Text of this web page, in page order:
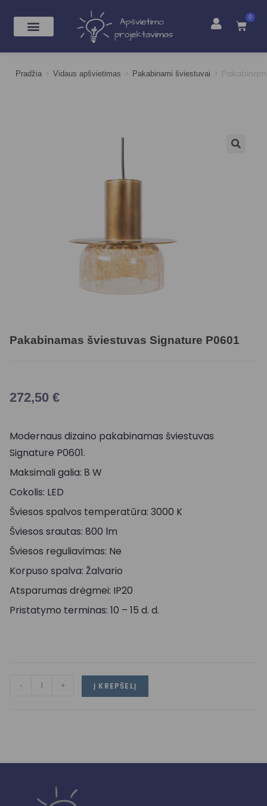
0
Pradžia > Vidaus apšvietimas > Pakabinami šviestuvai >
Pakabinamas šviestuvas Signature P0601
272,50 €
Modernaus dizaino pakabinamas šviestuvas
Signature P0601.
Maksimali galia: 8 W
Cokolis: LED
Šviesos spalvos temperatūra: 3000 K
Šviesos srautas: 800 lm
Šviesos reguliavimas: Ne
Korpuso spalva: Žalvario
Atsparumas drėgmei: IP20
Pristatymo terminas: 10 – 15 d. d.
- + Į KREPŠELĮ